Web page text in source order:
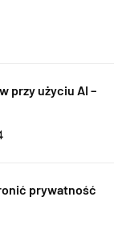
przy użyciu AI –
prywatność